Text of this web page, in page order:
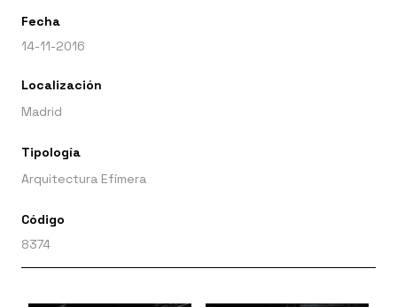
Fecha
14-11-2016
Localización
Madrid
Tipología
Arquitectura Efímera
Código
8374